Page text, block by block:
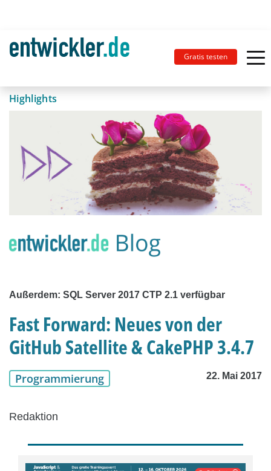
Gratis testen
Highlights
Außerdem: SQL Server 2017 CTP 2.1 verfügbar
Fast Forward: Neues von der
GitHub Satellite & CakePHP 3.4.7
Programmierung 22. Mai 2017
Redaktion